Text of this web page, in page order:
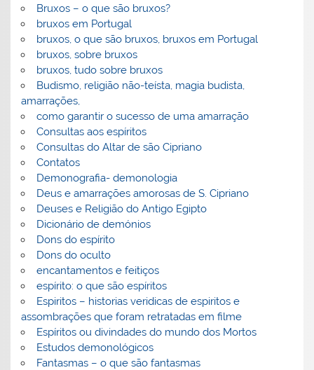
Bruxos – o que são bruxos?
bruxos em Portugal
bruxos, o que são bruxos, bruxos em Portugal
bruxos, sobre bruxos
bruxos, tudo sobre bruxos
Budismo, religião não-teísta, magia budista,
amarrações,
como garantir o sucesso de uma amarração
Consultas aos espíritos
Consultas do Altar de são Cipriano
Contatos
Demonografia- demonologia
Deus e amarrações amorosas de S. Cipriano
Deuses e Religião do Antigo Egipto
Dicionário de demónios
Dons do espírito
Dons do oculto
encantamentos e feitiços
espírito: o que são espíritos
Espiritos – historias veridicas de espiritos e
assombrações que foram retratadas em filme
Espíritos ou divindades do mundo dos Mortos
Estudos demonológicos
Fantasmas – o que são fantasmas